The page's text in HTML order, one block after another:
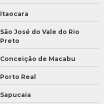
Itaocara
São José do Vale do Rio
Preto
Conceição de Macabu
Porto Real
Sapucaia